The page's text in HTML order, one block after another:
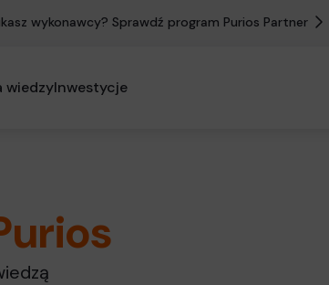
wykonawcy? Sprawdź program Purios Partner
wiedzyInwestycje